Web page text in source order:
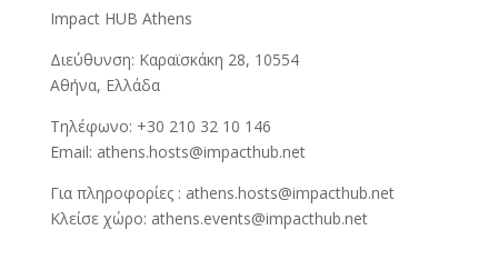
Impact HUB Athens
Διεύθυνση: Καραϊσκάκη 28, 10554
Αθήνα, Ελλάδα
Τηλέφωνο: +30 210 32 10 146
Email: athens.hosts@impacthub.net
Για πληροφορίες : athens.hosts@impacthub.net
Κλείσε χώρο: athens.events@impacthub.net